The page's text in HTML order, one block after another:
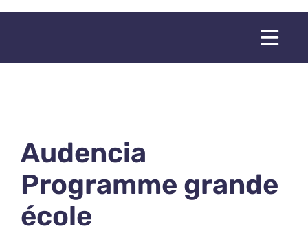
Audencia
Programme grande
école